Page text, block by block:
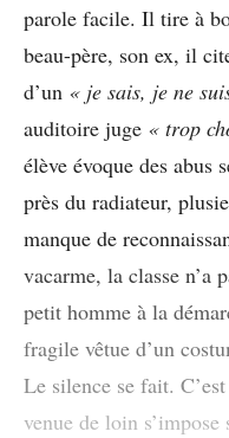
parole facile. Il tire à
beau-père, son ex, il
d’un « je sais, je ne
auditoire juge « trop
élève évoque des abus
près du radiateur,
manque de
vacarme, la classe n’a
petit homme à la
fragile vêtue d’un
Le silence se fait.
venue de loin